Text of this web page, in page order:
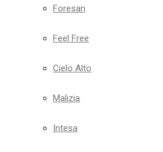
Foresan
Feel Free
Cielo Alto
Malizia
Intesa